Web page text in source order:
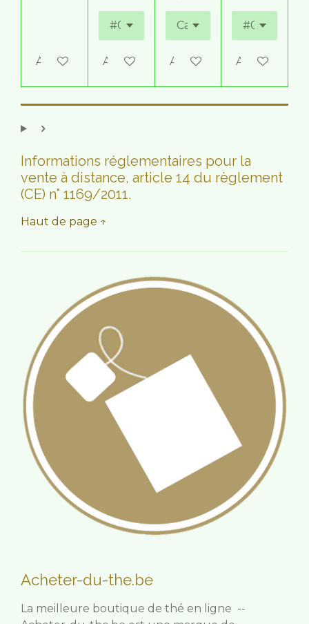
Ajouter au panierAjouter au panierAjouter au panier
Ajouter au
Informations réglementaires pour la
vente à distance, article 14 du règlement
(CE) n° 1169/2011.
Haut de page ↑
Acheter-du-the.be
La meilleure boutique de thé en ligne --